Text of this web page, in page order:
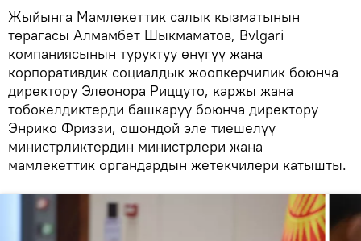
Жыйынга Мамлекеттик салык кызматынын
төрагасы Алмамбет Шыкмаматов, Bvlgari
компаниясынын туруктуу өнүгүү жана
корпоративдик социалдык жоопкерчилик боюнча
директору Элеонора Риццуто, каржы жана
тобокелдиктерди башкаруу боюнча директору
Энрико Фриззи, ошондой эле тиешелүү
министрликтердин министрлери жана
мамлекеттик органдардын жетекчилери катышты.